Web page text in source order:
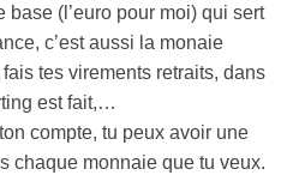
base (l’euro pour moi) qui sert
c’est aussi la monaie
tes virements retraits, dans
est fait,…
compte, tu peux avoir une
chaque monnaie que tu veux.